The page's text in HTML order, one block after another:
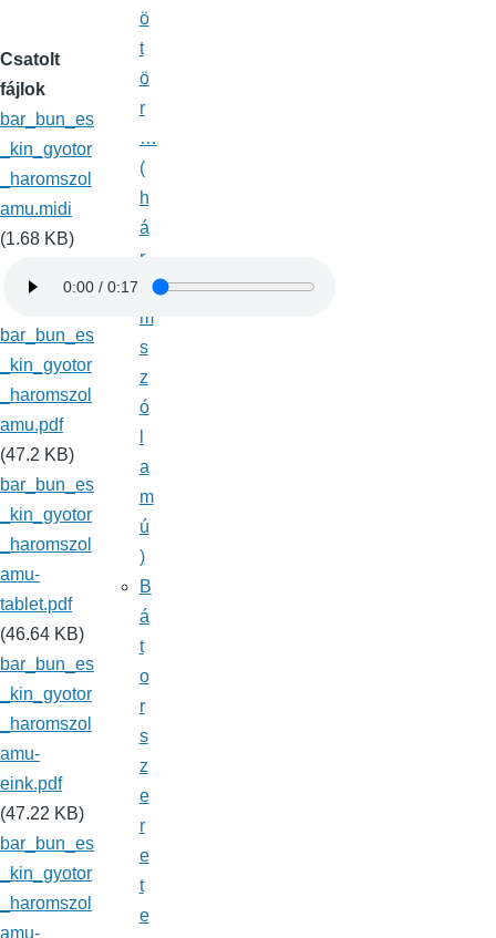
Csatolt
fájlok
bar_bun_es
_kin_gyotor
_haromszol
amu.midi
(1.68 KB)
bar_bun_es
_kin_gyotor
_haromszol
amu.pdf
(47.2 KB)
bar_bun_es
_kin_gyotor
_haromszol
amu-
tablet.pdf
(46.64 KB)
bar_bun_es
_kin_gyotor
_haromszol
amu-
eink.pdf
(47.22 KB)
bar_bun_es
_kin_gyotor
_haromszol
amu-
ö
t
ö
r
…
(
h
á
r
m
s
z
ó
a
m
ú
)
B
á
t
o
r
s
z
e
r
e
t
e